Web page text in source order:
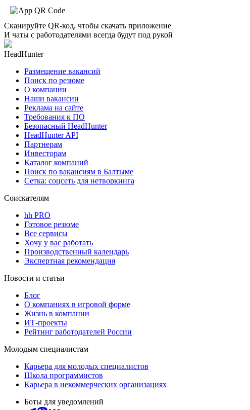
Сканируйте QR-код, чтобы скачать приложение
И чаты с работодателями всегда будут под рукой
HeadHunter
Размещение вакансий
Поиск по резюме
О компании
Наши вакансии
Реклама на сайте
Требования к ПО
Безопасный HeadHunter
HeadHunter API
Партнерам
Инвесторам
Каталог компаний
Поиск по вакансиям в Балтыме
Сетка: соцсеть для нетворкинга
Соискателям
hh PRO
Готовое резюме
Все сервисы
Хочу у вас работать
Производственный календарь
Экспертная рекомендация
Новости и статьи
Блог
О компаниях в игровой форме
Жизнь в компании
ИТ-проекты
Рейтинг работодателей России
Молодым специалистам
Карьера для молодых специалистов
Школа программистов
Карьера в некоммерческих организациях
Боты для уведомлений